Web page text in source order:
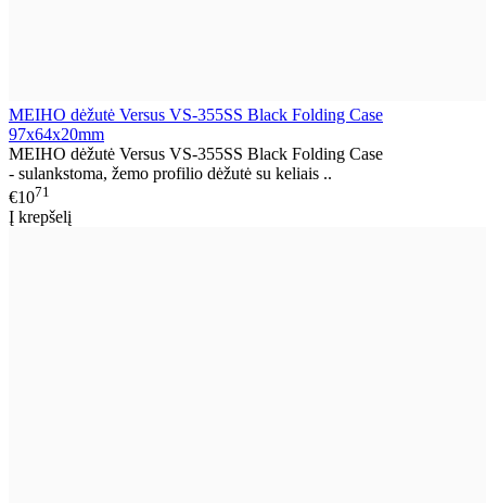
MEIHO dėžutė Versus VS-355SS Black Folding Case
97x64x20mm
MEIHO dėžutė Versus VS-355SS Black Folding Case
- sulankstoma, žemo profilio dėžutė su keliais ..
€1071
Į krepšelį